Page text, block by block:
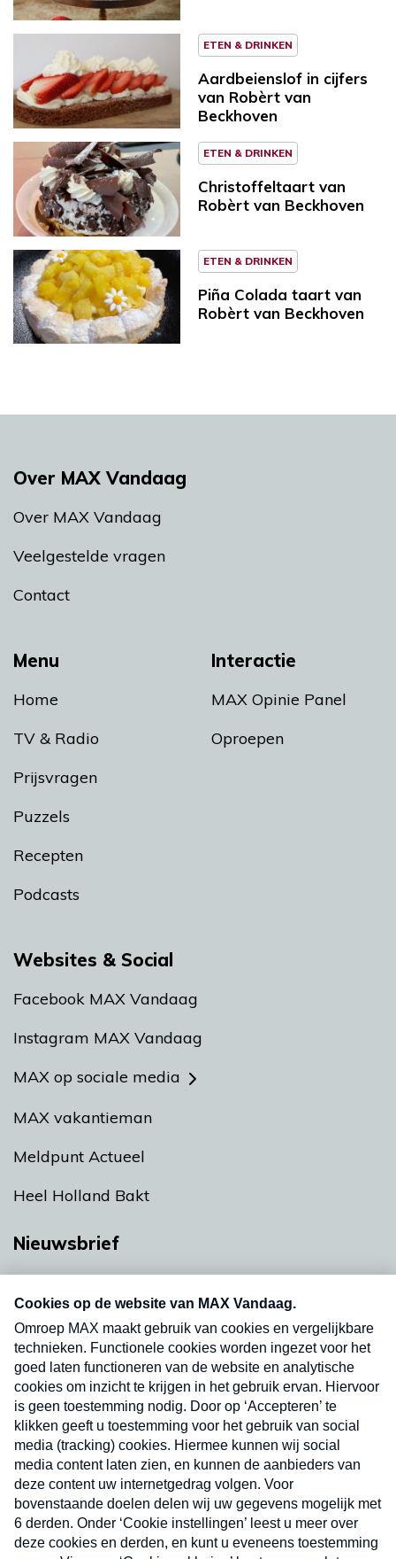
ETEN & DRINKEN
Aardbeienslof in cijfers
van Robèrt van
Beckhoven
ETEN & DRINKEN
Christoffeltaart van
Robèrt van Beckhoven
ETEN & DRINKEN
Piña Colada taart van
Robèrt van Beckhoven
Menu
Home
TV & Radio
Prijsvragen
Puzzels
Recepten
Podcasts
Interactie
MAX Opinie Panel
Oproepen
Over MAX Vandaag
Over MAX Vandaag
Veelgestelde vragen
Contact
Websites & Social
Facebook MAX Vandaag
Instagram MAX Vandaag
MAX op sociale media
MAX vakantieman
Meldpunt Actueel
Heel Holland Bakt
Nieuwsbrief
nieuwsbrief. Elke vrijdag- en dinsdagochtend in
uw mailbox.
Verzend
Nieuwsbrief